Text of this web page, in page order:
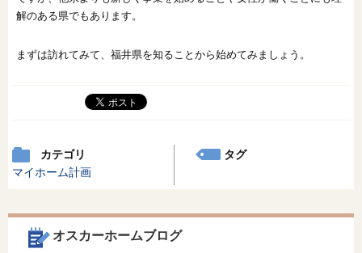
解のある県でもあります。
まずは訪れてみて、福井県を知ることから始めてみましょう。
カテゴリ
マイホーム計画
タグ
オスカーホームブログ